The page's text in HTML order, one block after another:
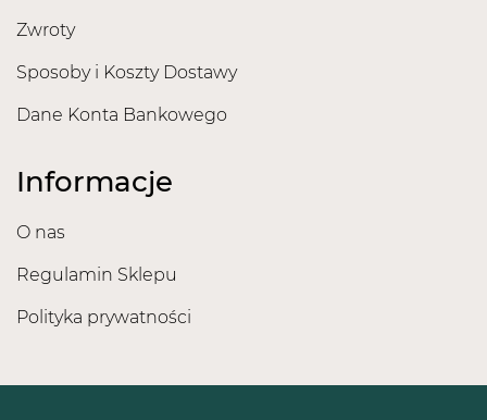
Zwroty
Sposoby i Koszty Dostawy
Dane Konta Bankowego
Informacje
O nas
Regulamin Sklepu
Polityka prywatności